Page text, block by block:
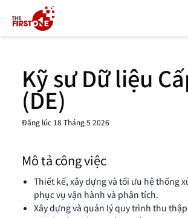
Kỹ sư Dữ liệu
(DE)
Đăng lúc 18 Tháng 5 2026
Mô tả công việc
Thiết kế, xây dựng và tối ưu hệ thống
phục vụ vận hành và phân tích.
Xây dựng và quản lý quy trình thu